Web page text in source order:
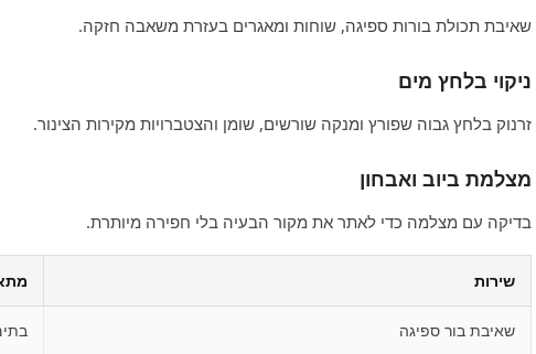
שאיבת תכולת בורות ספיגה, שוחות ומאגרים בעזרת משאבה חזקה.
ניקוי בלחץ מים
זרנוק בלחץ גבוה שפורץ ומנקה שורשים, שומן והצטברויות מקירות הצינור.
מצלמת ביוב ואבחון
בדיקה עם מצלמה כדי לאתר את מקור הבעיה בלי חפירה מיותרת.
שירות
שאיבת בור ספיגה